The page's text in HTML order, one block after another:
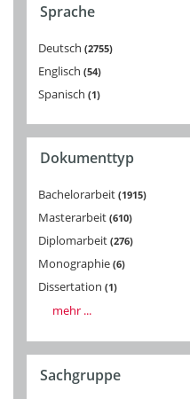
Sprache
Deutsch 2755
Englisch 54
Spanisch 1
Dokumenttyp
Bachelorarbeit 1915
Masterarbeit 610
Diplomarbeit 276
Monographie 6
Dissertation 1
mehr ...
Sachgruppe